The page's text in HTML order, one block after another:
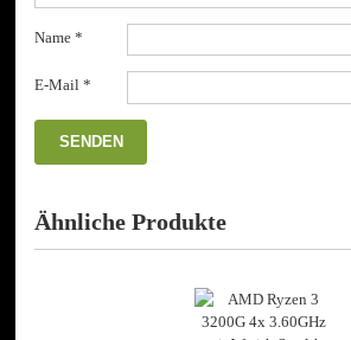
Name*
E-Mail*
Ähnliche Produkte